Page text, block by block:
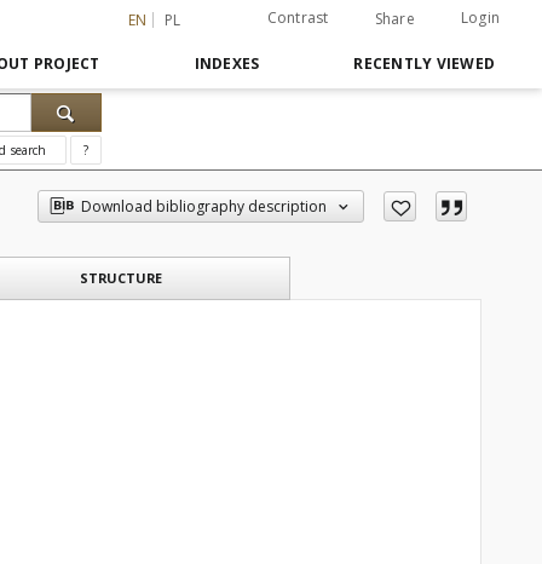
EN PL Contrast Share Login
PROJECT INDEXES RECENTLY VIEWED
search ?
Download bibliography description
STRUCTURE